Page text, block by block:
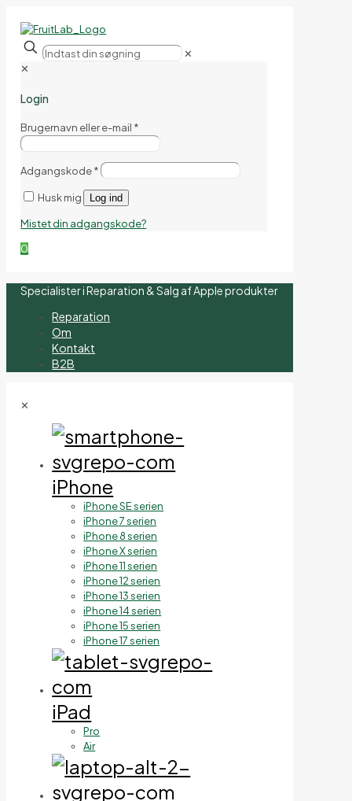
✕
✕
Login
Brugernavn eller e-mail *
Adgangskode*
Husk mig Log ind
Mistet din adgangskode?
0
Specialister i Reparation & Salg af Apple produkter
Reparation
Om
Kontakt
B2B
✕
iPhone
iPhone SE serien
iPhone 7 serien
iPhone 8 serien
iPhone X serien
iPhone 11 serien
iPhone 12 serien
iPhone 13 serien
iPhone 14 serien
iPhone 15 serien
iPhone 17 serien
iPad
Pro
Air